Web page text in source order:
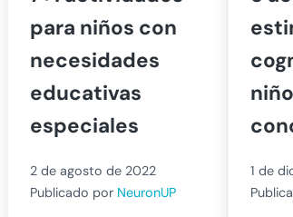
para niños con
necesidades
educativas
especiales
2 de agosto de 2022
Publicado por NeuronUP
1 de